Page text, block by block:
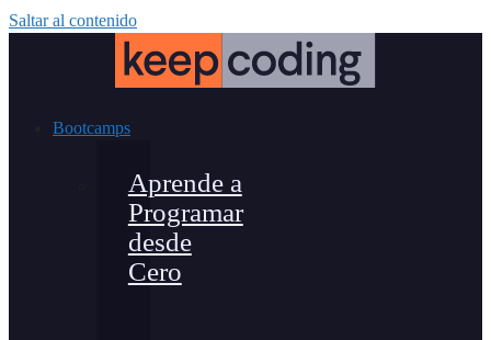
Saltar al contenido
Bootcamps
Aprende a
Programar
desde
Cero